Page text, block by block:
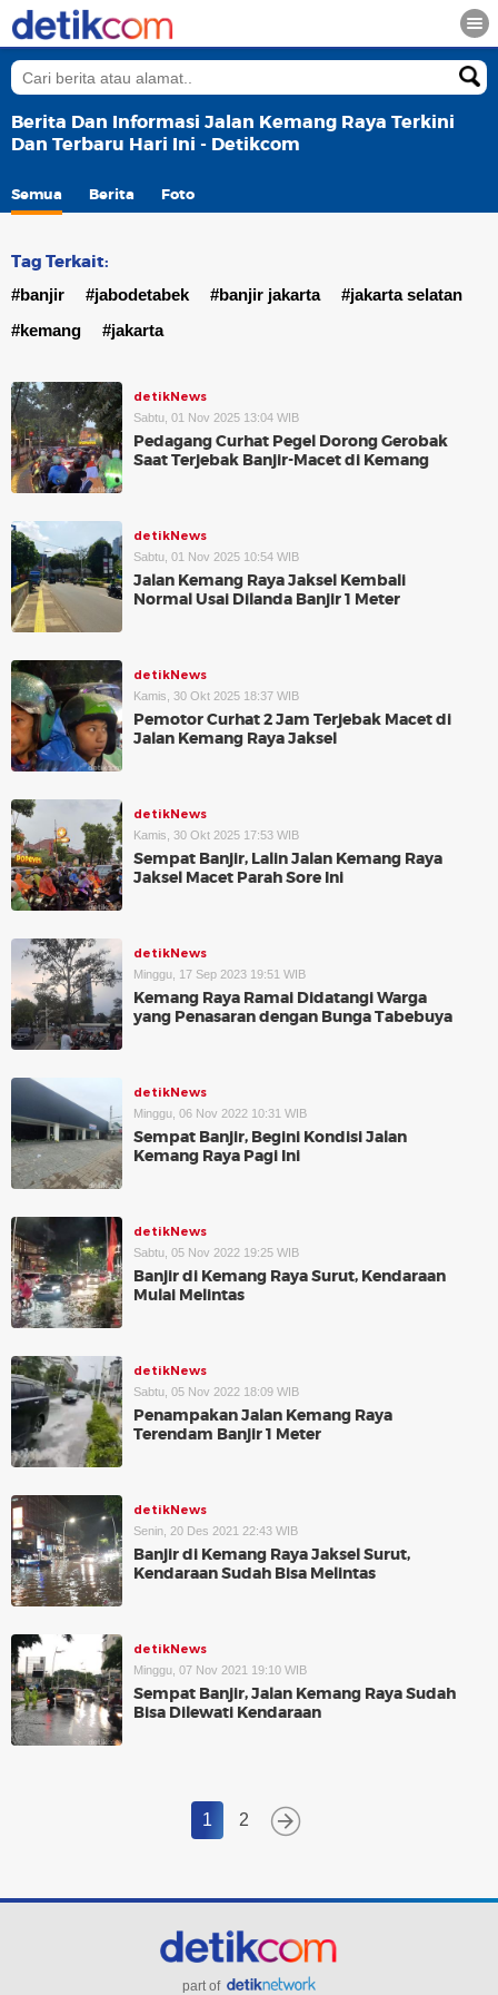
Berita Dan Informasi Jalan Kemang Raya Terkini
Dan Terbaru Hari Ini - Detikcom
Semua Berita Foto
Tag Terkait:
#banjir #jabodetabek #banjir jakarta
#jakarta selatan
#kemang
#jakarta
detikNews
Sabtu, 01 Nov 2025 13:04 WIB
Pedagang Curhat Pegel Dorong Gerobak
Saat Terjebak Banjir-Macet di Kemang
detikNews
Sabtu, 01 Nov 2025 10:54 WIB
Jalan Kemang Raya Jaksel Kembali
Normal Usai Dilanda Banjir 1 Meter
detikNews
Kamis, 30 Okt 2025 18:37 WIB
Pemotor Curhat 2 Jam Terjebak Macet di
Jalan Kemang Raya Jaksel
detikNews
Kamis, 30 Okt 2025 17:53 WIB
Sempat Banjir, Lalin Jalan Kemang Raya
Jaksel Macet Parah Sore Ini
detikNews
Minggu, 17 Sep 2023 19:51 WIB
Kemang Raya Ramai Didatangi Warga
yang Penasaran dengan Bunga Tabebuya
detikNews
Minggu, 06 Nov 2022 10:31 WIB
Sempat Banjir, Begini Kondisi Jalan
Kemang Raya Pagi Ini
detikNews
Sabtu, 05 Nov 2022 19:25 WIB
Banjir di Kemang Raya Surut, Kendaraan
Mulai Melintas
detikNews
Sabtu, 05 Nov 2022 18:09 WIB
Penampakan Jalan Kemang Raya
Terendam Banjir 1 Meter
detikNews
Senin, 20 Des 2021 22:43 WIB
Banjir di Kemang Raya Jaksel Surut,
Kendaraan Sudah Bisa Melintas
detikNews
Minggu, 07 Nov 2021 19:10 WIB
Sempat Banjir, Jalan Kemang Raya Sudah
Bisa Dilewati Kendaraan
1 2
part of